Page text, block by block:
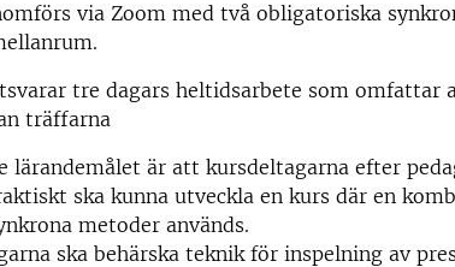
via Zoom med två obligatoriska
tre dagars heltidsarbete som omfattar
träffarna
lärandemålet är att kursdeltagarna efter
ska kunna utveckla en kurs där en
metoder används.
ska behärska teknik för inspelning av